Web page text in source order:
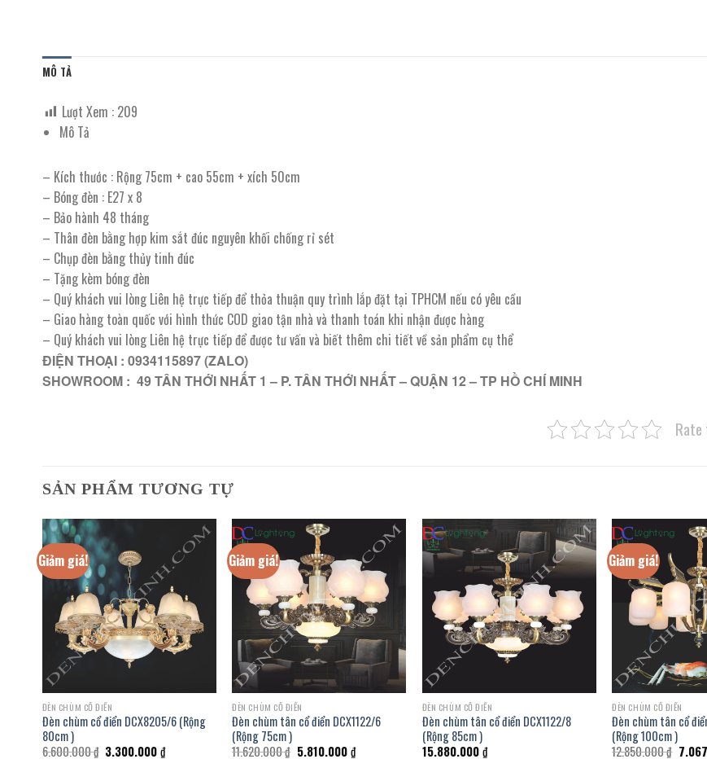
MÔ TẢ
Lượt Xem : 209
Mô Tả
– Kích thước : Rộng 75cm + cao 55cm + xích 50cm
– Bóng đèn : E27 x 8
– Bảo hành 48 tháng
– Thân đèn bằng hợp kim sắt đúc nguyên khối chống rỉ sét
– Chụp đèn bằng thủy tinh đúc
– Tặng kèm bóng đèn
– Quý khách vui lòng Liên hệ trực tiếp để thỏa thuận quy trình lắp đặt tại TPHCM nếu có yêu cầu
– Giao hàng toàn quốc với hình thức COD giao tận nhà và thanh toán khi nhận được hàng
– Quý khách vui lòng Liên hệ trực tiếp để được tư vấn và biết thêm chi tiết về sản phẩm cụ thể
ĐIỆN THOẠI : 0934115897 (ZALO)
SHOWROOM : 49 TÂN THỚI NHẤT 1 – P. TÂN THỚI NHẤT – QUẬN 12 – TP HỒ CHÍ MINH
SẢN PHẨM TƯƠNG TỰ
Giảm giá!
ĐÈN CHÙM CỔ ĐIỂN
Đèn chùm cổ điển DCX8205/6 (Rộng
80cm )
6.600.000₫ Giá
gốc
3.300.000₫Giá
Giảm giá!
ĐÈN CHÙM CỔ ĐIỂN
Đèn chùm tân cổ điển DCX1122/6
(Rộng 75cm )
11.620.000₫ Giá
gốc
5.810.000₫Giá
hiện
ĐÈN CHÙM CỔ ĐIỂN
Đèn chùm tân cổ điển DCX1122/8
(Rộng 85cm )
15.880.000₫
Giảm giá!
ĐÈN CHÙM CỔ ĐIỂN
Đèn chùm tân cổ
(Rộng 100cm )
12.850.000₫ Giá
gốc